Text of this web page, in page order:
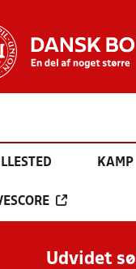
KAMP
Udvidet